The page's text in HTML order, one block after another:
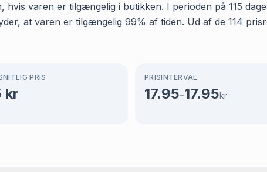
varen er tilgængelig i butikken. I perioden på 115
at varen er tilgængelig 99% af tiden. Ud af de 114
PRIS
kr
PRISINTERVAL
17.95–17.95kr